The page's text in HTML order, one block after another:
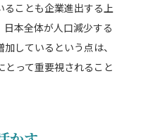
ることも企業進出する上
本全体が人口減少する
しているという点は、
とって重要視されること